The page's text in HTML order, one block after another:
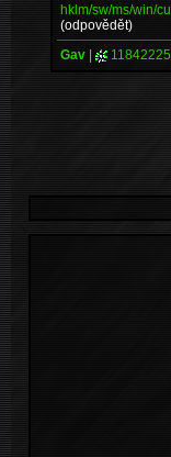
hklm/sw/ms/win/
(odpovědět)
Gav |